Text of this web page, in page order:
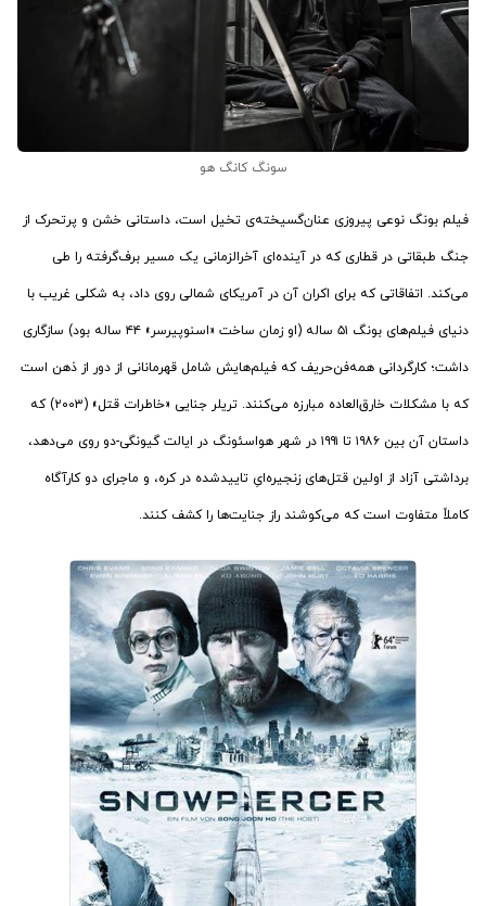
سونگ کانگ هو
فیلم بونگ نوعی پیروزی عنان‌گسیخته‌ی تخیل است، داستانی خشن و پرتحرک از
جنگ طبقاتی در قطاری که در آینده‌ای آخرالزمانی یک مسیر برف‌گرفته را طی
می‌کند. اتفاقاتی که برای اکران آن در آمریکای شمالی روی داد، به شکلی غریب با
دنیای فیلم‌های بونگ ۵۱ ساله (او زمان ساخت «اسنوپیرسر» ۴۴ ساله بود) سازگاری
داشت؛ کارگردانی همه‌فن‌حریف که فیلم‌هایش شامل قهرمانانی از دور از ذهن است
که با مشکلات خارق‌العاده مبارزه می‌کنند. تریلر جنایی «خاطرات قتل» (۲۰۰۳) که
داستان آن بین ۱۹۸۶ تا ۱۹۹۱ در شهر هواسئونگ در ایالت گیونگی-دو روی می‌دهد،
برداشتی آزاد از اولین قتل‌های زنجیره‌ایِ تایید‌شده در کره، و ماجرای دو کارآگاه
کاملاً متفاوت است که می‌کوشند راز جنایت‌ها را کشف کنند.